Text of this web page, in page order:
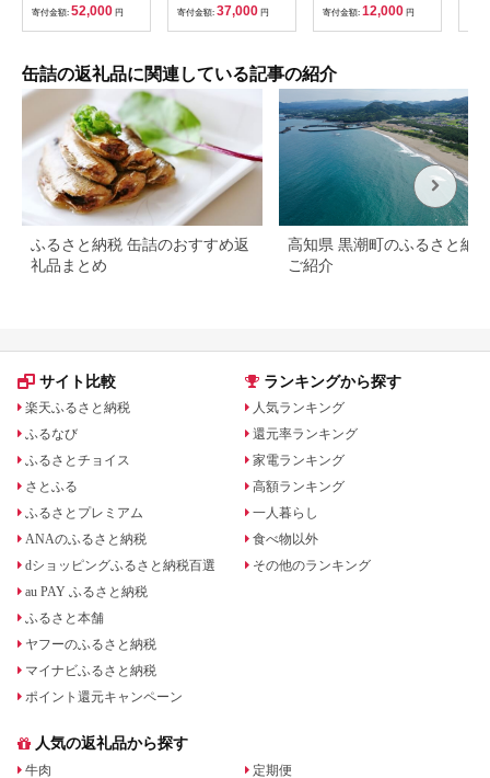
バ缶詰 さば缶詰 保存
食 常備食 非常食 備蓄
災害対策 水煮 味噌煮
辛子 生姜 おつまみ
[BFAB037]
寄付金額: 52,000 円
長期保存 非常食 】
寄付金額: 37,000 円
定(土日祝除く)》千葉
県 我孫子市 ネギ ねぎ
葱 生姜 国産 ショウガ
旨 ごはん 酒 つまみ
おかず お肉料理 薬味
手権 bayfm78 コラボ
調味料
寄付金額: 12,000 円
缶詰の返礼品に関連している記事の紹介
ふるさと納税 缶詰のおすすめ返
礼品まとめ
高知県 黒潮町のふるさと納
ご紹介
サイト比較
楽天ふるさと納税
ふるなび
ふるさとチョイス
さとふる
ふるさとプレミアム
ANAのふるさと納税
dショッピングふるさと納税百選
au PAY ふるさと納税
ふるさと本舗
ヤフーのふるさと納税
マイナビふるさと納税
ポイント還元キャンペーン
ランキングから探す
人気ランキング
還元率ランキング
家電ランキング
高額ランキング
一人暮らし
食べ物以外
その他のランキング
人気の返礼品から探す
牛肉
定期便